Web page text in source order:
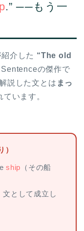
.” ──もう一
介した “The old
の傑作で
説した文とは まっ
います。
）
ship （その船
として成立し